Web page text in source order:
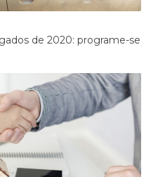
de 2020: programe-se